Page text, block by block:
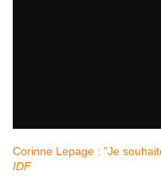
Corinne Lepage : "Je
IDF